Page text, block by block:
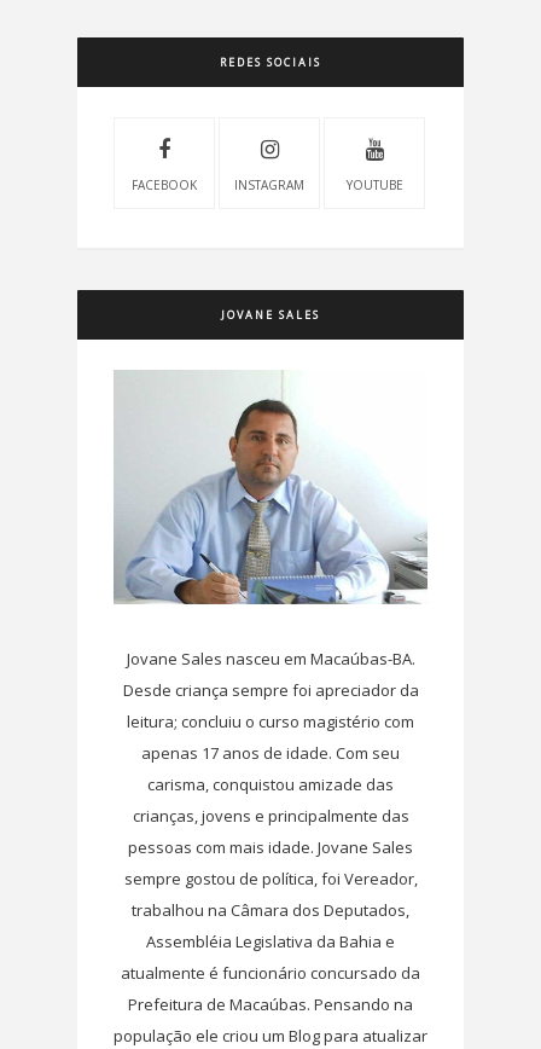
REDES SOCIAIS
FACEBOOK INSTAGRAM YOUTUBE
JOVANE SALES
Jovane Sales nasceu em Macaúbas-BA.
Desde criança sempre foi apreciador da
leitura; concluiu o curso magistério com
apenas 17 anos de idade. Com seu
carisma, conquistou amizade das
crianças, jovens e principalmente das
pessoas com mais idade. Jovane Sales
sempre gostou de política, foi Vereador,
trabalhou na Câmara dos Deputados,
Assembléia Legislativa da Bahia e
atualmente é funcionário concursado da
Prefeitura de Macaúbas. Pensando na
população ele criou um Blog para atualizar